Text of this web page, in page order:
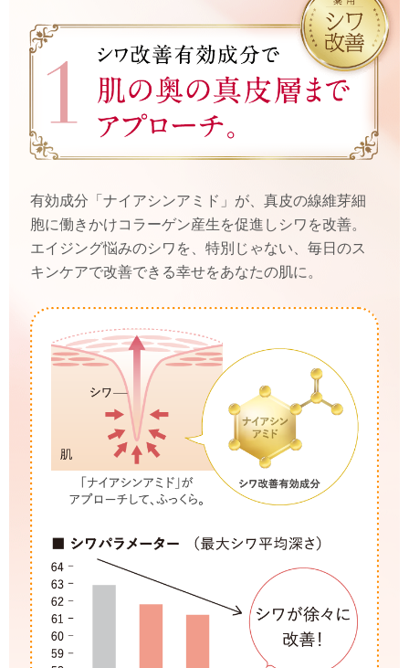
有効成分「ナイアシンアミド」が、真皮の線維芽細
胞に働きかけコラーゲン産生を促進しシワを改善。
エイジング悩みのシワを、特別じゃない、毎日のス
キンケアで改善できる幸せをあなたの肌に。